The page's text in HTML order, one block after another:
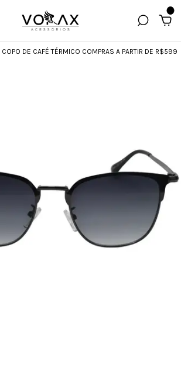
DE CAFÉ TÉRMICO COMPRAS A PARTIR DE R$599